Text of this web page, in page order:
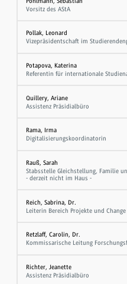
Vorsitz des AStA
Pollak, Leonard
Vizepräsidentschaft im
Potapova, Katerina
Referentin für internationale
Quillery, Ariane
Assistenz Präsidialbüro
Rama, Irma
Digitalisierungskoordinatorin
Rauß, Sarah
Stabsstelle Gleichstellung, Familie
- derzeit nicht im Haus -
Reich, Sabrina, Dr.
Leiterin Bereich Projekte und Change
Retzlaff, Carolin, Dr.
Kommissarische Leitung
Richter, Jeanette
Assistenz Präsidialbüro